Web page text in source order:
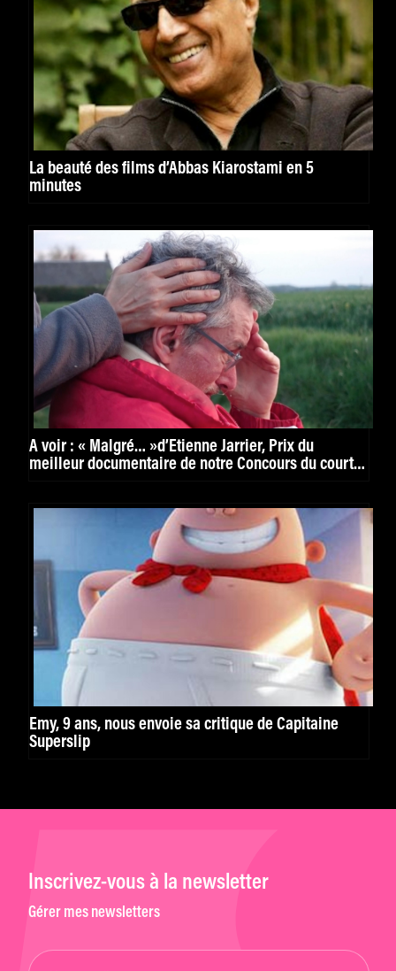
La beauté des films d’Abbas Kiarostami en 5
minutes
À voir : « Malgré… »d’Étienne Jarrier, Prix du
meilleur documentaire de notre Concours du court
Emy, 9 ans, nous envoie sa critique de Capitaine
Superslip
Inscrivez-vous à la newsletter
Gérer mes newsletters